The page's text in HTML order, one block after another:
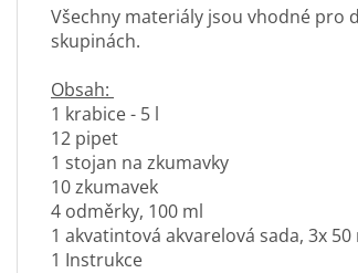
Všechny materiály jsou vhodné pro
skupinách.
Obsah:
1 krabice - 5 l
12 pipet
1 stojan na zkumavky
10 zkumavek
4 odměrky, 100 ml
1 akvatintová akvarelová sada, 3x 50
1 Instrukce